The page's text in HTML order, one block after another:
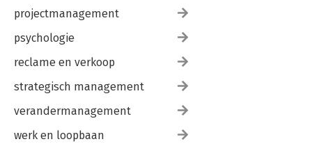
projectmanagement
psychologie
reclame en verkoop
strategisch management
verandermanagement
werk en loopbaan